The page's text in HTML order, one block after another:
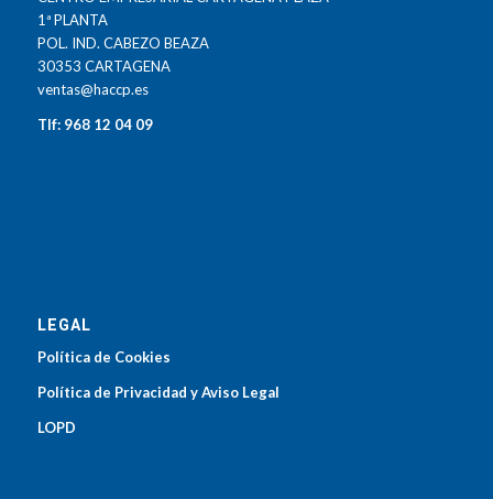
1ª PLANTA
POL. IND. CABEZO BEAZA
30353 CARTAGENA
ventas@haccp.es
Tlf: 968 12 04 09
LEGAL
Política de Cookies
Política de Privacidad y Aviso Legal
LOPD